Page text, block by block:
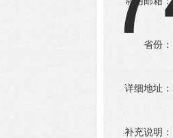
省份：
详细地址：
补充说明：